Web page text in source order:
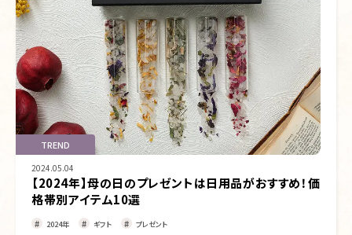
TREND
2024.05.04
【2024年】母の日のプレゼントは日用品がおすすめ！価
格帯別アイテム10選
2024年 ギフト プレゼント